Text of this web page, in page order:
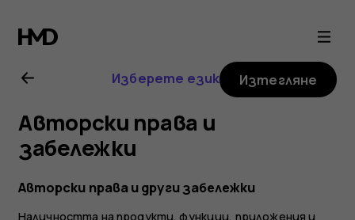
Ръководство
на
потребителя
за
Nokia
Изберете език Изтегляне
Авторски права и
забележки
Авторски права и други забележки
Наличността на продукти, функции, приложения и